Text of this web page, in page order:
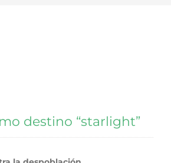
destino “starlight”